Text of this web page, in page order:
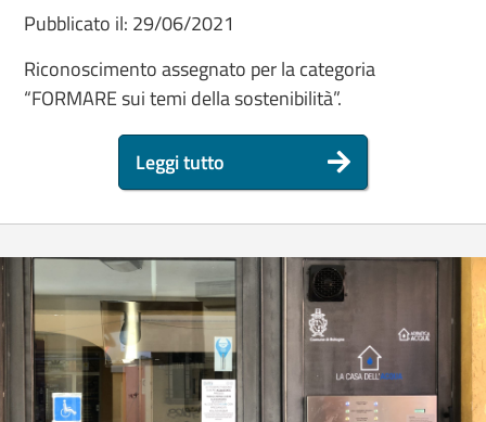
Pubblicato il: 29/06/2021
Riconoscimento assegnato per la categoria
“FORMARE sui temi della sostenibilità”.
Leggi tutto